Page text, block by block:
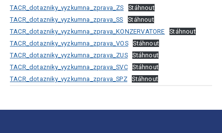
TACR_dotazniky_vyzkumna_zprava_ZS
Stáhnout
TACR_dotazniky_vyzkumna_zprava_SS
Stáhnout
TACR_dotazniky_vyzkumna_zprava_KONZERVATORE
Stáhnout
TACR_dotazniky_vyzkumna_zprava_VOS
Stáhnout
TACR_dotazniky_vyzkumna_zprava_ZUS
Stáhnout
TACR_dotazniky_vyzkumna_zprava_SVC
Stáhnout
TACR_dotazniky_vyzkumna_zprava_SPZ
Stáhnout